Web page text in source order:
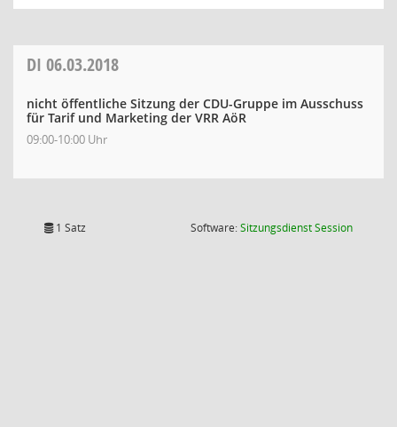
DI 06.03.2018
nicht öffentliche Sitzung der CDU-Gruppe im Ausschuss
für Tarif und Marketing der VRR AöR
09:00-10:00 Uhr
1 Satz Software:SitzungsdienstSession(Wird in